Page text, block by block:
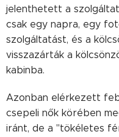
jelenthetett a
csak egy napra, egy
szolgáltatást, és a
visszazárták a
kabinba.
Azonban elérkezett
csepeli nők körében
iránt, de a "tökéletes